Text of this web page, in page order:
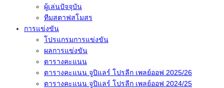
ผู้เล่นปัจจุบัน
ทีมสตาฟสโมสร
การแข่งขัน
โปรแกรมการแข่งขัน
ผลการแข่งขัน
ตารางคะแนน
ตารางคะแนน จูปิแลร์ โปรลีก เพลย์ออฟ 2025/26
ตารางคะแนน จูปิแลร์ โปรลีก เพลย์ออฟ 2024/25